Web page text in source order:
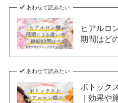
あわせて読みたい
ヒアルロ
期間はど
あわせて読みたい
ボトック
｜効果や